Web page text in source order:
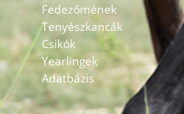
Fedezőmének
Tenyészkancák
Csikók
Yearlingek
Adatbázis